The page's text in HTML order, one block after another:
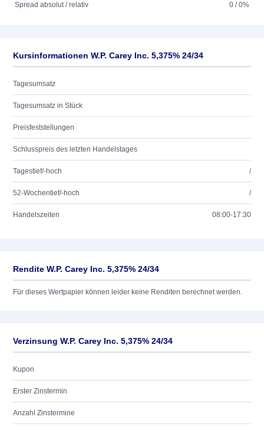
Spread absolut / relativ
0 / 0%
Kursinformationen W.P. Carey Inc. 5,375% 24/34
Tagesumsatz
Tagesumsatz in Stück
Preisfeststellungen
Schlusspreis des letzten Handelstages
Tagestief/-hoch /
52-Wochentief/-hoch /
Handelszeiten 08:00-17:30
Rendite W.P. Carey Inc. 5,375% 24/34
Für dieses Wertpapier können leider keine Renditen berechnet werden.
Verzinsung W.P. Carey Inc. 5,375% 24/34
Kupon
Erster Zinstermin
Anzahl Zinstermine